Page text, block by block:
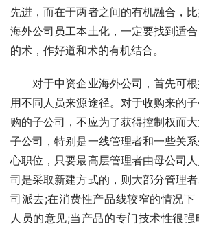
先进，而在于两者之间的有机融合，
海外公司员工本土化，一定要找到适
的术，作好道和术的有机结合。
对于中资企业海外公司，首先可根
用不同人员来源途径。对于收购来的
购的子公司，不应为了获得控制权而
子公司，特别是一线管理者和一些关
心职位，只要最高层管理者由母公司
司是采取新建方式的，则大部分管理
司派去;在消费性产品线较窄的情况
人员的意见;当产品的专门技术性很